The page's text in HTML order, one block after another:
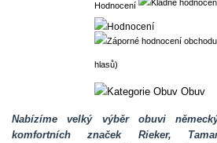
Hodnocení
hlasů)
Obuv
Nabízíme velký výběr obuvi
komfortních značek Rieker,